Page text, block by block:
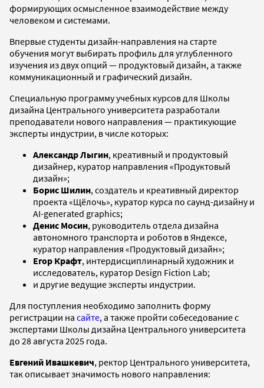
формирующих осмысленное взаимодействие между
человеком и системами.
Впервые студенты дизайн-направления на старте
обучения могут выбирать профиль для углубленного
изучения из двух опций — продуктовый дизайн, а также
коммуникационный и графический дизайн.
Специальную программу учебных курсов для Школы
дизайна Центрального университета разработали
преподаватели нового направления — практикующие
эксперты индустрии, в числе которых:
Александр Лыгин, креативный и продуктовый
дизайнер, куратор направления «Продуктовый
дизайн»;
Борис Шилин, создатель и креативный директор
проекта «Щёлочь», куратор курса по саунд-дизайну и
AI-generated graphics;
Денис Мосин, руководитель отдела дизайна
автономного транспорта и роботов в Яндексе,
куратор направления «Продуктовый дизайн»;
Егор Крафт, интердисциплинарный художник и
исследователь, куратор Design Fiction Lab;
и другие ведущие эксперты индустрии.
Для поступления необходимо заполнить форму
регистрации на сайте, а также пройти собеседование с
экспертами Школы дизайна Центрального университета
до 28 августа 2025 года.
Евгений Ивашкевич, ректор Центрального университета,
так описывает значимость нового направления: